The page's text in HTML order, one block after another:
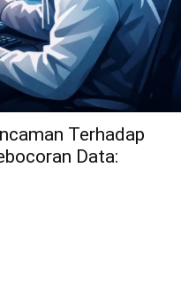
Terhadap
Data: